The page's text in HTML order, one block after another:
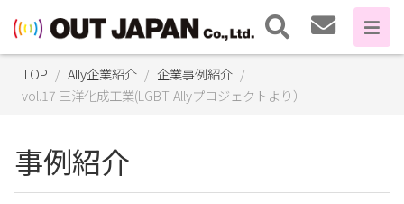
TOP Ally企業紹介
企業事例紹介
vol.17 三洋化成工業(LGBT-Allyプロジェクトより）
事例紹介